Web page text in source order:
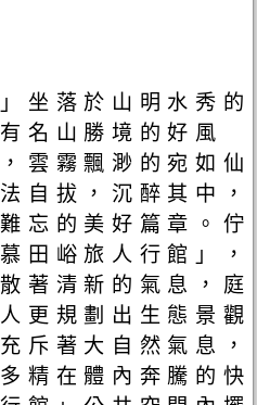
坐落於山明水秀的
名山勝境的好風
雲霧飄渺的宛如仙
自拔，沉醉其中，
忘的美好篇章。佇
田峪旅人行館」，
著清新的氣息，庭
更規劃出生態景觀
斥著大自然氣息，
精在體內奔騰的快